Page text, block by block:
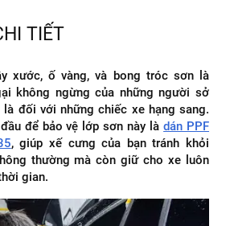
TIẾT
xước, ố vàng, và bong tróc sơn là
không ngừng của những người sở
đối với những chiếc xe hạng sang.
để bảo vệ lớp sơn này làdán PPF
, giúp xế cưng của bạn tránh khỏi
thường mà còn giữ cho xe luôn
gian.